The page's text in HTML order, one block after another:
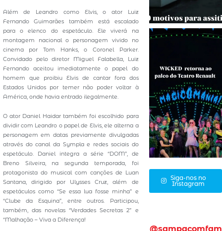
Além de Leandro como Elvis, o ator Luiz
Fernando Guimarães também está escalado
para o elenco do espetáculo. Ele viverá na
montagem nacional o personagem vivido no
cinema por Tom Hanks, o Coronel Parker.
Convidado pelo diretor Miguel Falabella, Luiz
Fernando aceitou imediatamente o papel do
homem que proibiu Elvis de cantar fora dos
Estados Unidos por temer não poder voltar à
América, onde havia entrado ilegalmente.
O ator Daniel Haidar também foi escolhido para
dividir com Leandro o papel de Elvis, ele alterna a
personagem em datas previamente divulgadas
através do canal da Sympla e redes sociais do
espetáculo. Daniel integra a série “DOM”, de
Breno Silveira, na segunda temporada, foi
protagonista do musical com canções de Luan
Santana, dirigido por Ulysses Cruz, além de
espetáculos como “Se essa lua fosse minha” e
“Clube da Esquina”, entre outros. Participou,
também, das novelas “Verdades Secretas 2” e
“Malhação – Viva a Diferença!
Siga-nos no
Instagram
@sampacomfam